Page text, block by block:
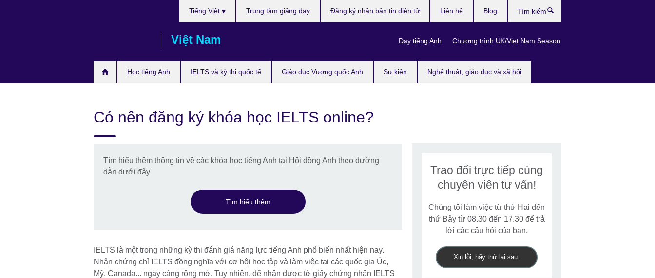
Việt Nam
Học tiếng Anh IELTS và kỳ thi quốc tế Giáo dục Vương quốc Anh Sự kiện Nghệ thuật, giáo dục và xã hội
Tiếng Việt
Dạy tiếng Anh Chương trình UK/Viet Nam Season
Trung tâm giảng dạy Đăng ký nhận bản tin điện tử Liên hệ Blog
kiếm
Có nên đăng ký khóa học IELTS online?
Tìm hiểu thêm thông tin về các khóa học tiếng Anh tại Hội đồng Anh theo đường
dẫn dưới đây
Tìm hiểu thêm
IELTS là một trong những kỳ thi đánh giá năng lực tiếng Anh phổ biến nhất hiện nay.
Nhận chứng chỉ IELTS đồng nghĩa với cơ hội học tập và làm việc tại các quốc gia Úc,
Mỹ, Canada... ngày càng rộng mở. Tuy nhiên, để nhận được tờ giấy chứng nhận IELTS
Trao đổi trực tiếp cùng
chuyên viên tư vấn!
Chúng tôi làm việc từ thứ Hai đến
thứ Bảy từ 08.30 đến 17.30 để trả
lời các câu hỏi của bạn.
Xin lỗi, hãy thử lại sau.